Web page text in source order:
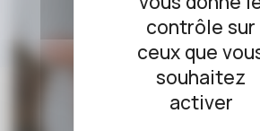
contrôle sur
ceux que
souhaitez
activer